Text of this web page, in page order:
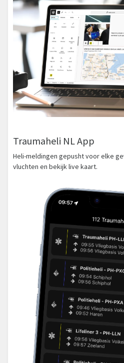
Traumaheli NL App
Heli-meldingen gepusht voor elke
vluchten en bekijk live kaart.